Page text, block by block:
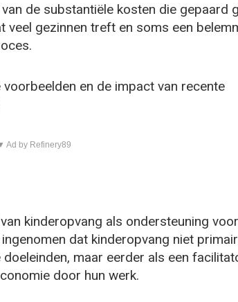
de substantiële kosten die gepaard
veel gezinnen treft en soms een
en de impact van recente
Ad by Refinery89
kinderopvang als ondersteuning voor
dat kinderopvang niet
maar eerder als een
door hun werk.